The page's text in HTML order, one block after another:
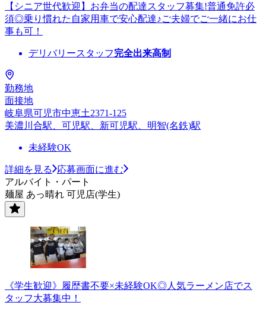
【シニア世代歓迎】お弁当の配達スタッフ募集!普通免許必
須◎乗り慣れた自家用車で安心配達♪ご夫婦でご一緒にお仕
事も可！
デリバリースタッフ完全出来高制
勤務地
面接地
岐阜県可児市中恵土2371-125
美濃川合駅、可児駅、新可児駅、明智(名鉄)駅
未経験OK
詳細を見る
応募画面に進む
アルバイト・パート
麺屋 あっ晴れ 可児店(学生)
《学生歓迎》履歴書不要×未経験OK◎人気ラーメン店でス
タッフ大募集中！